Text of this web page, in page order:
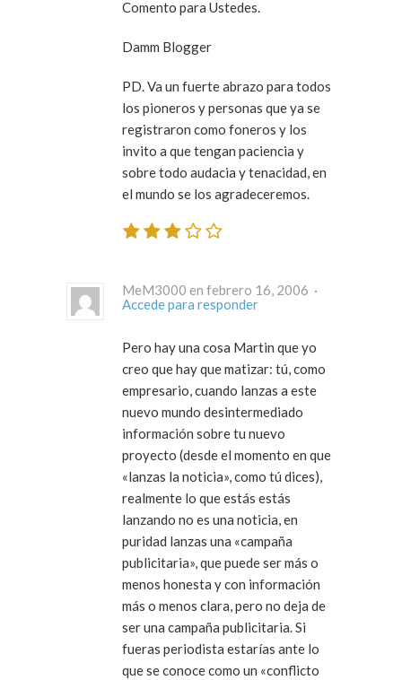
Comento para Ustedes.
Damm Blogger
PD. Va un fuerte abrazo para todos
los pioneros y personas que ya se
registraron como foneros y los
invito a que tengan paciencia y
sobre todo audacia y tenacidad, en
el mundo se los agradeceremos.
MeM3000 en febrero 16, 2006 ·
Accede para responder
Pero hay una cosa Martin que yo
creo que hay que matizar: tú, como
empresario, cuando lanzas a este
nuevo mundo desintermediado
información sobre tu nuevo
proyecto (desde el momento en que
«lanzas la noticia», como tú dices),
realmente lo que estás estás
lanzando no es una noticia, en
puridad lanzas una «campaña
publicitaria», que puede ser más o
menos honesta y con información
más o menos clara, pero no deja de
ser una campaña publicitaria. Si
fueras periodista estarías ante lo
que se conoce como un «conflicto